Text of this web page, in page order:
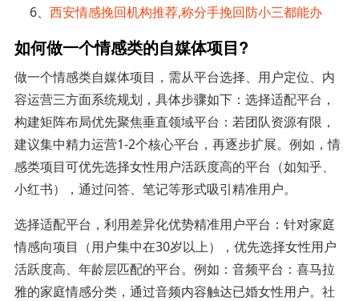
6、西安情感挽回机构推荐,称分手挽回防小三都能办
如何做一个情感类的自媒体项目?
做一个情感类自媒体项目，需从平台选择、用户定位、内
容运营三方面系统规划，具体步骤如下：选择适配平台，
构建矩阵布局优先聚焦垂直领域平台：若团队资源有限，
建议集中精力运营1-2个核心平台，再逐步扩展。例如，情
感类项目可优先选择女性用户活跃度高的平台（如知乎、
小红书），通过问答、笔记等形式吸引精准用户。
选择适配平台，利用差异化优势精准用户平台：针对家庭
情感向项目（用户集中在30岁以上），优先选择女性用户
活跃度高、年龄层匹配的平台。例如：音频平台：喜马拉
雅的家庭情感分类，通过音频内容触达已婚女性用户。社